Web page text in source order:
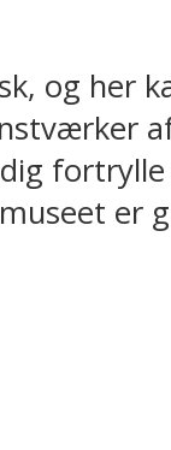
og her
er